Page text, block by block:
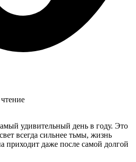
удивительный день в году. Это
всегда сильнее тьмы, жизнь
приходит даже после самой долгой